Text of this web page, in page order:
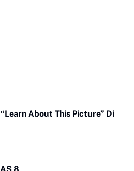
About This Picture” Di